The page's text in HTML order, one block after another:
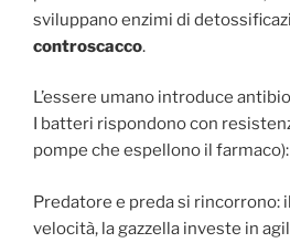
sviluppano enzimi di
controscacco.
L’essere umano introduce
I batteri rispondono con
pompe che espellono il farmaco):
Predatore e preda si rincorrono:
velocità, la gazzella investe in